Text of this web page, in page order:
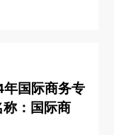
国际商务专
：国际商